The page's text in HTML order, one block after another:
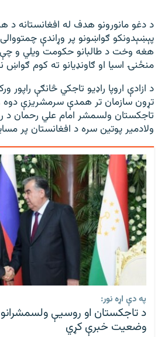
د دغو مانورونو هدف له افغانستانه د
پېښېدونکو ګواښونو پر وړاندې
هغه وخت د طالبانو حکومت ویلي و چې
منځنۍ اسیا او ګاونډیانو ته کوم ګواښ
د ازادې اروپا راډیو تاجکي څانګې
تړون سازمان تر همدې سرمشریزې
تاجکستان ولسمشر امام علي رحمان
ولادمیر پوتین سره د افغانستان پر
په دې اړه نور:
د تاجکستان او روسیې ولسمشرانو
وضعیت خبرې کړي